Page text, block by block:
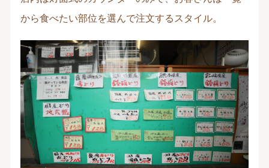
から食べたい部位を選んで注文するスタイル。